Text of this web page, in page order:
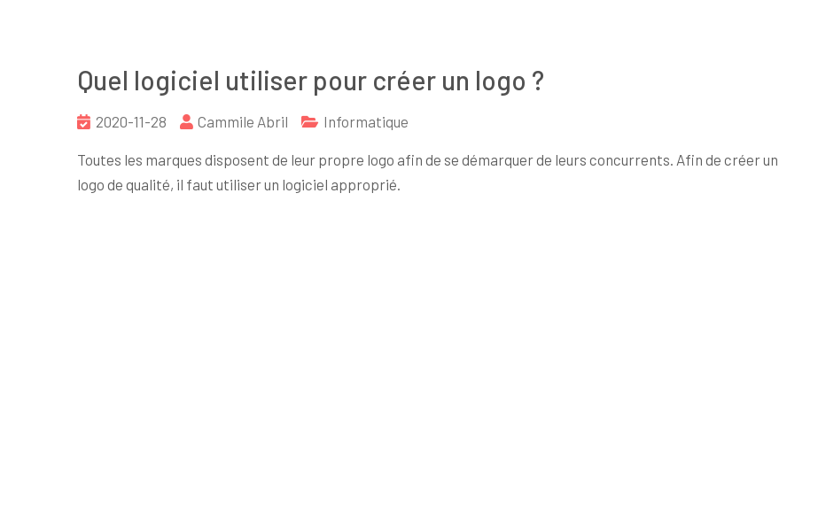
Quel logiciel utiliser pour créer un logo ?
2020-11-28 Cammile Abril Informatique
Toutes les marques disposent de leur propre logo afin de se démarquer de leurs concurrents. Afin de créer un
logo de qualité, il faut utiliser un logiciel approprié.